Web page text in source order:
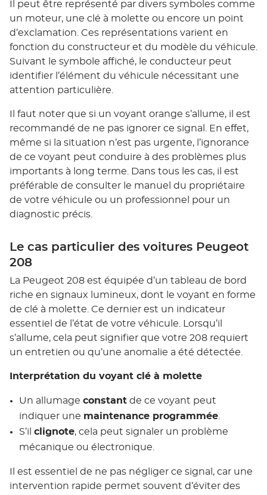
Il peut être représenté par divers symboles comme
un moteur, une clé à molette ou encore un point
d’exclamation. Ces représentations varient en
fonction du constructeur et du modèle du véhicule.
Suivant le symbole affiché, le conducteur peut
identifier l’élément du véhicule nécessitant une
attention particulière.
Il faut noter que si un voyant orange s’allume, il est
recommandé de ne pas ignorer ce signal. En effet,
même si la situation n’est pas urgente, l’ignorance
de ce voyant peut conduire à des problèmes plus
importants à long terme. Dans tous les cas, il est
préférable de consulter le manuel du propriétaire
de votre véhicule ou un professionnel pour un
diagnostic précis.
Le cas particulier des voitures Peugeot
208
La Peugeot 208 est équipée d’un tableau de bord
riche en signaux lumineux, dont le voyant en forme
de clé à molette. Ce dernier est un indicateur
essentiel de l’état de votre véhicule. Lorsqu’il
s’allume, cela peut signifier que votre 208 requiert
un entretien ou qu’une anomalie a été détectée.
Interprétation du voyant clé à molette
Un allumage constant de ce voyant peut
indiquer une maintenance programmée.
S’il clignote, cela peut signaler un problème
mécanique ou électronique.
Il est essentiel de ne pas négliger ce signal, car une
intervention rapide permet souvent d’éviter des